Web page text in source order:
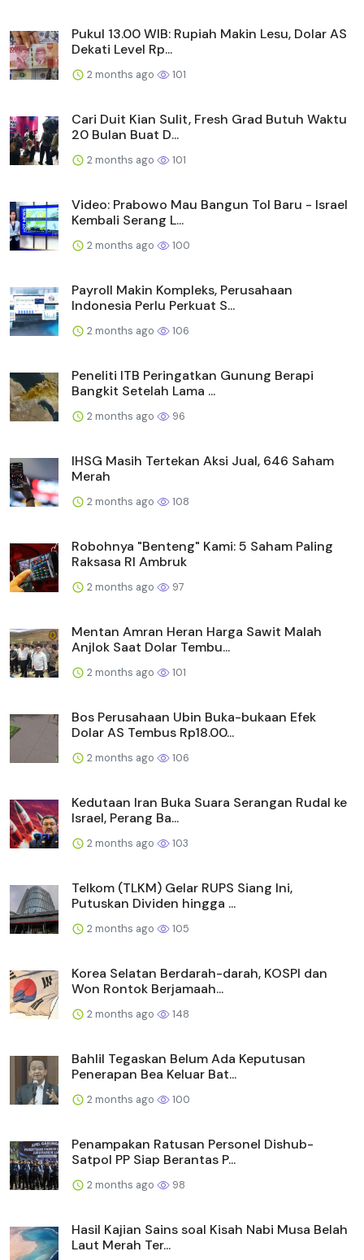
Pukul 13.00 WIB: Rupiah Makin Lesu, Dolar AS
Dekati Level Rp...
2 months ago 101
Cari Duit Kian Sulit, Fresh Grad Butuh Waktu
20 Bulan Buat D...
2 months ago 101
Video: Prabowo Mau Bangun Tol Baru - Israel
Kembali Serang L...
2 months ago 100
Payroll Makin Kompleks, Perusahaan
Indonesia Perlu Perkuat S...
2 months ago 106
Peneliti ITB Peringatkan Gunung Berapi
Bangkit Setelah Lama ...
2 months ago 96
IHSG Masih Tertekan Aksi Jual, 646 Saham
Merah
2 months ago 108
Robohnya "Benteng" Kami: 5 Saham Paling
Raksasa RI Ambruk
2 months ago 97
Mentan Amran Heran Harga Sawit Malah
Anjlok Saat Dolar Tembu...
2 months ago 101
Bos Perusahaan Ubin Buka-bukaan Efek
Dolar AS Tembus Rp18.00...
2 months ago 106
Kedutaan Iran Buka Suara Serangan Rudal ke
Israel, Perang Ba...
2 months ago 103
Telkom (TLKM) Gelar RUPS Siang Ini,
Putuskan Dividen hingga ...
2 months ago 105
Korea Selatan Berdarah-darah, KOSPI dan
Won Rontok Berjamaah...
2 months ago 148
Bahlil Tegaskan Belum Ada Keputusan
Penerapan Bea Keluar Bat...
2 months ago 100
Penampakan Ratusan Personel Dishub-
Satpol PP Siap Berantas P...
2 months ago 98
Hasil Kajian Sains soal Kisah Nabi Musa Belah
Laut Merah Ter...